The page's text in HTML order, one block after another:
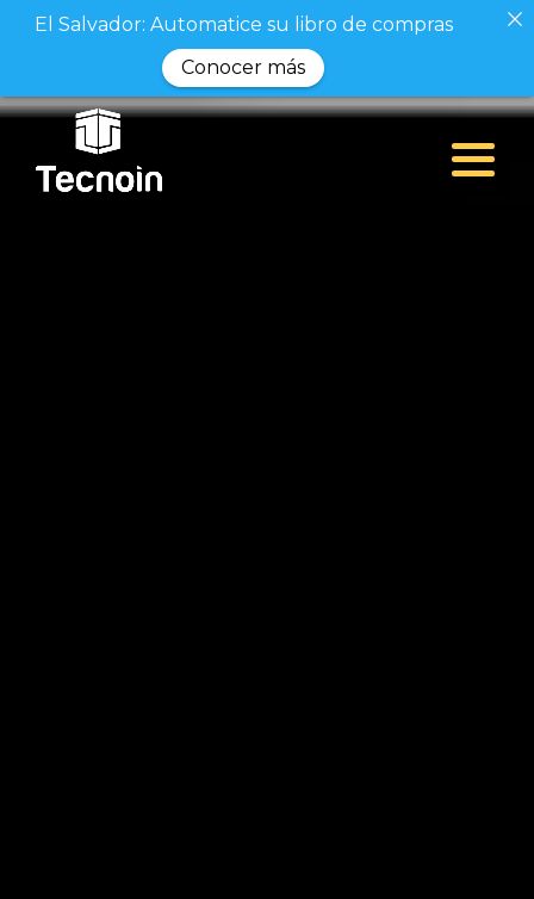
El Salvador: Automatice su libro de compras
Conocer más